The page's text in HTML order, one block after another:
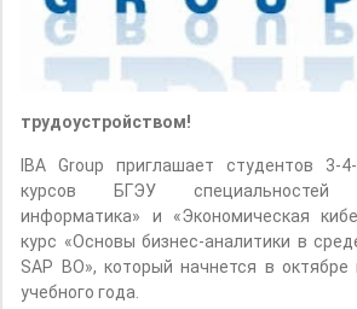
трудоустройством!
IBA Group приглашает студентов 3-
курсов БГЭУ специальностей
информатика» и «Экономическая
курс «Основы бизнес-аналитики в
SAP BO», который начнется в октябре
учебного года.